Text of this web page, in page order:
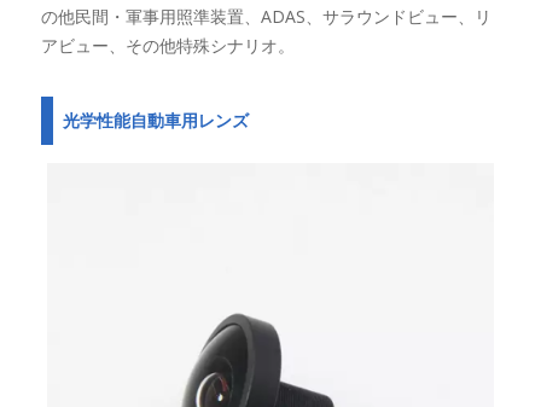
の他民間・軍事用照準装置、ADAS、サラウンドビュー、リ
アビュー、その他特殊シナリオ。
光学性能自動車用レンズ